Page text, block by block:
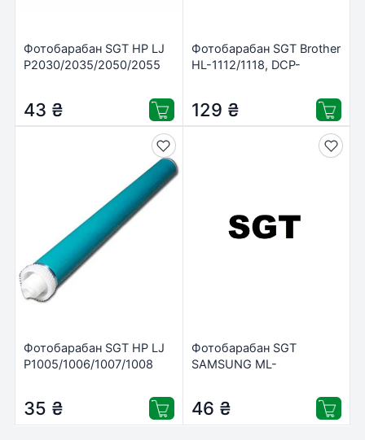
Фотобарабан SGT HP LJ
P2030/2035/2050/2055
43 ₴
Фотобарабан SGT Brother
HL-1112/1118, DCP-
DR1035/DR-1075)
129 ₴
Фотобарабан SGT HP LJ
P1005/1006/1007/1008
35 ₴
Фотобарабан SGT
SAMSUNG ML-
(YAD-SS2161-2)
46 ₴